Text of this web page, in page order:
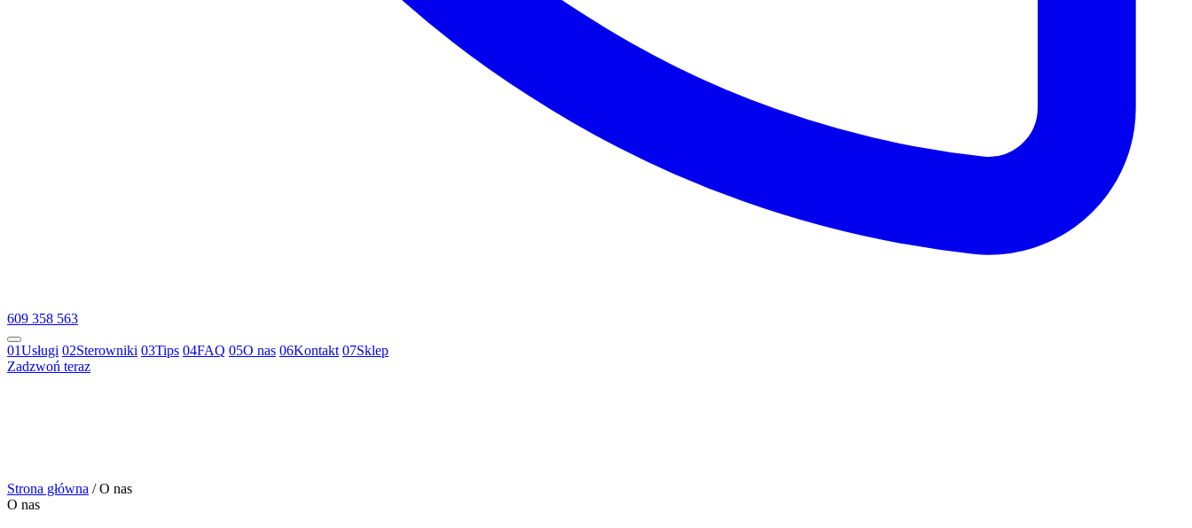
609 358 563
01Usługi 02Sterowniki 03Tips 04FAQ 05O nas 06Kontakt 07Sklep
Zadzwoń teraz
Strona główna / O nas
O nas